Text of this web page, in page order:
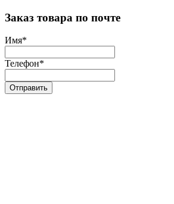
Заказ товара по почте
Имя*
Телефон*
Отправить